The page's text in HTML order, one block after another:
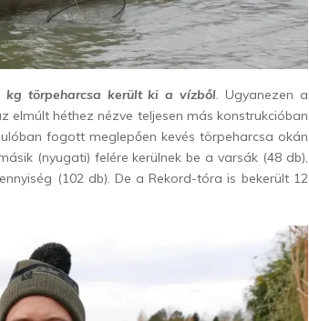
kg törpeharcsa került ki a vízből. Ugyanezen a
elmúlt héthez nézve teljesen más konstrukcióban
fogott meglepően kevés törpeharcsa okán
(nyugati) felére kerülnek be a varsák (48 db),
(102 db). De a Rekord-tóra is bekerült 12